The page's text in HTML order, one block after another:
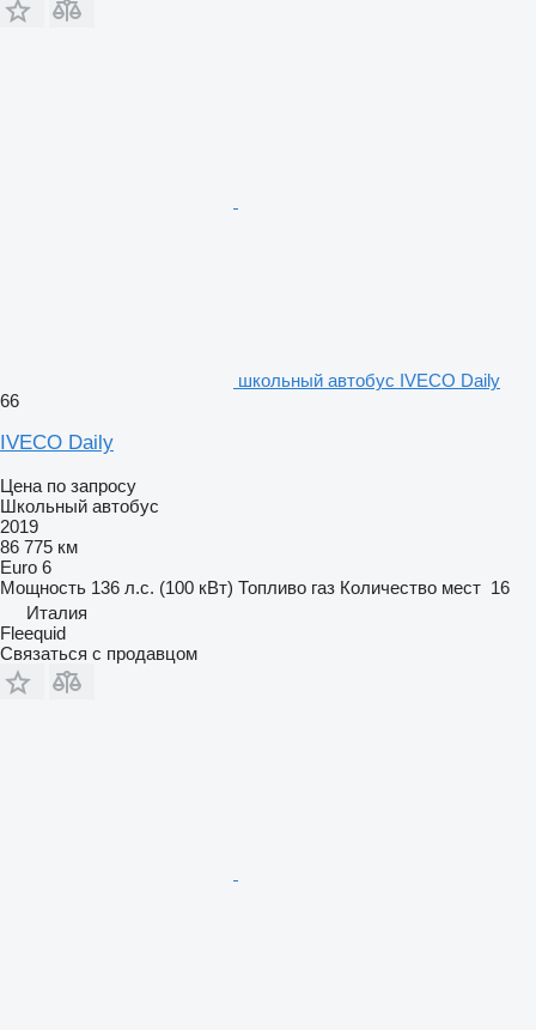
школьный автобус IVECO Daily
66
IVECO Daily
Цена по запросу
Школьный автобус
2019
86 775 км
Euro 6
Мощность 136 л.с. (100 кВт) Топливо газ Количество мест 16
Италия
Fleequid
Связаться с продавцом